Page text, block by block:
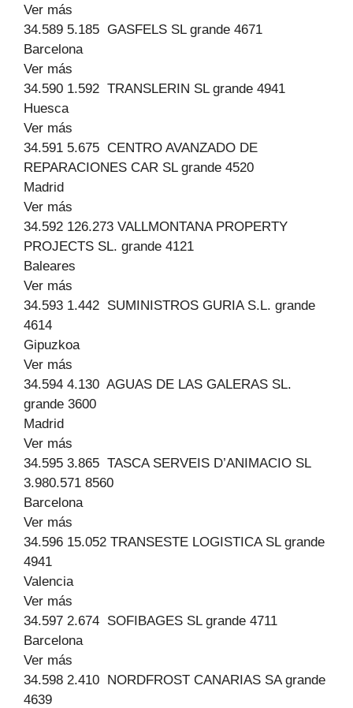
Ver más
34.589 5.185 GASFELS SL grande 4671
Barcelona
Ver más
34.590 1.592 TRANSLERIN SL grande 4941
Huesca
Ver más
34.591 5.675 CENTRO AVANZADO DE
REPARACIONES CAR SL grande 4520
Madrid
Ver más
34.592 126.273 VALLMONTANA PROPERTY
PROJECTS SL. grande 4121
Baleares
Ver más
34.593 1.442 SUMINISTROS GURIA S.L. grande
4614
Gipuzkoa
Ver más
34.594 4.130 AGUAS DE LAS GALERAS SL.
grande 3600
Madrid
Ver más
34.595 3.865 TASCA SERVEIS D’ANIMACIO SL
3.980.571 8560
Barcelona
Ver más
34.596 15.052 TRANSESTE LOGISTICA SL grande
4941
Valencia
Ver más
34.597 2.674 SOFIBAGES SL grande 4711
Barcelona
Ver más
34.598 2.410 NORDFROST CANARIAS SA grande
4639